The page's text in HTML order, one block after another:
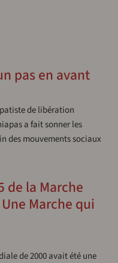
pas en avant
de libération
a fait sonner les
des mouvements sociaux
de la Marche
Marche qui
de 2000 avait été une